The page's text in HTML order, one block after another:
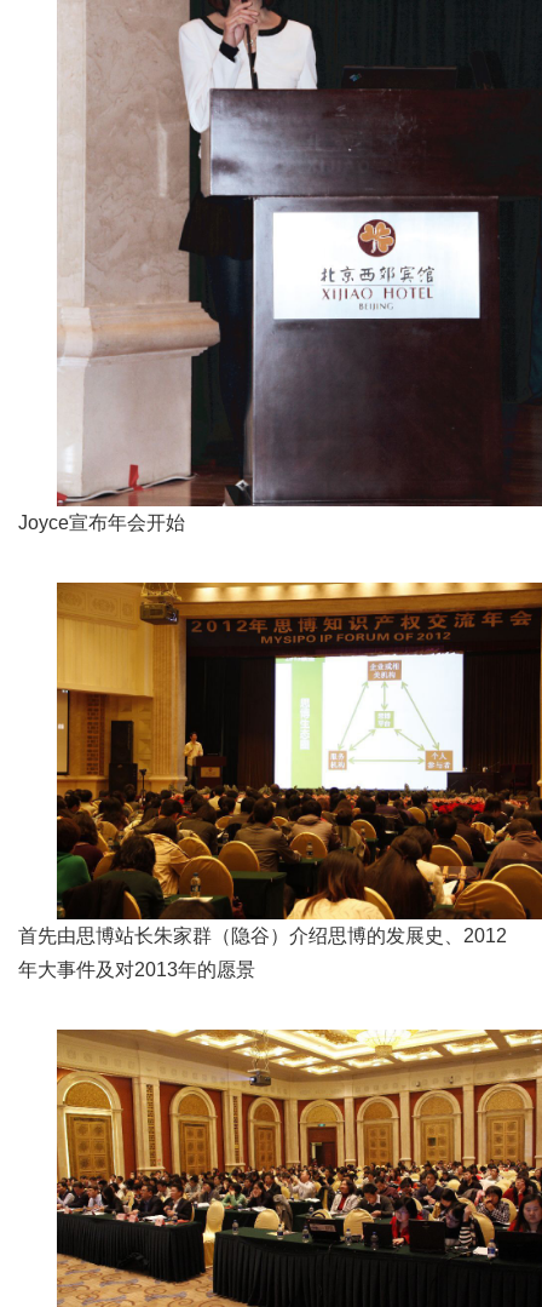
Joyce宣布年会开始
首先由思博站长朱家群（隐谷）介绍思博的发展史、2012
年大事件及对2013年的愿景